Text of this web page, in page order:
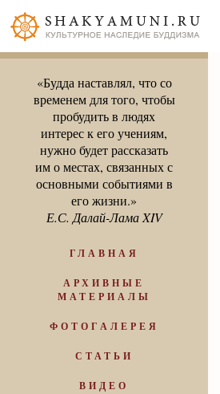
«Будда наставлял, что со
временем для того, чтобы
пробудить в людях
интерес к его учениям,
нужно будет рассказать
им о местах, связанных с
основными событиями в
его жизни.»
Е.С. Далай-Лама XIV
ГЛАВНАЯ
АРХИВНЫЕ
МАТЕРИАЛЫ
ФОТОГАЛЕРЕЯ
СТАТЬИ
ВИДЕО